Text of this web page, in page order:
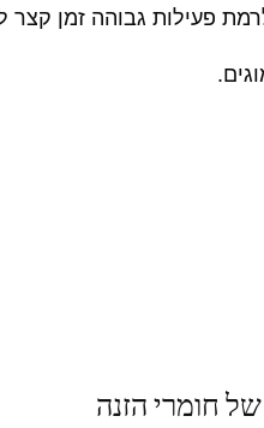
פעילות גבוהה זמן קצר
של חומרי הזנה